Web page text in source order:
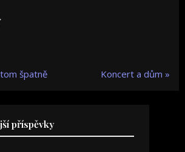
špatně
N
P
Koncert a dům
příspěvky